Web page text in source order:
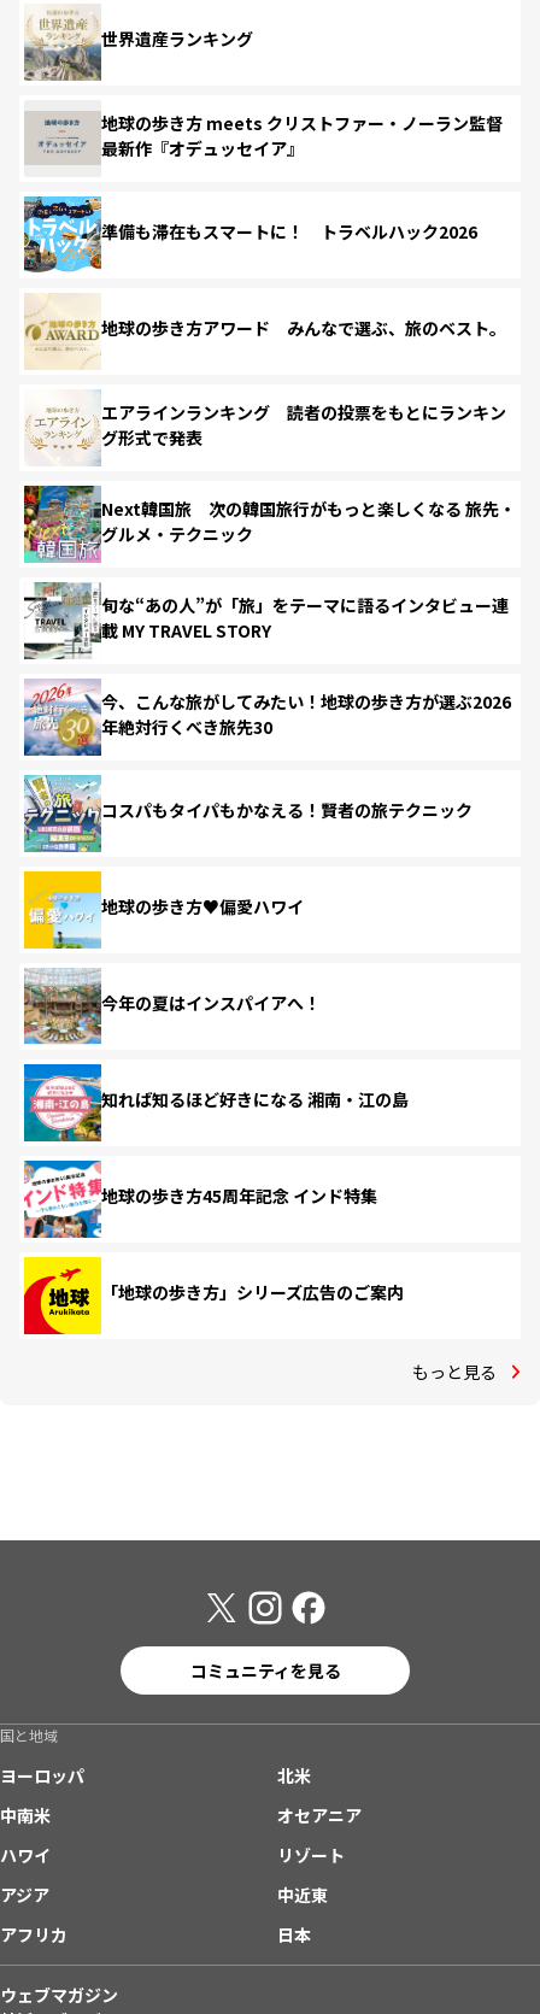
世界遺産ランキング
地球の歩き方 meets クリストファー・ノーラン監督
最新作『オデュッセイア』
準備も滞在もスマートに！ トラベルハック2026
地球の歩き方アワード みんなで選ぶ、旅のベスト。
エアラインランキング 読者の投票をもとにランキン
グ形式で発表
Next韓国旅 次の韓国旅行がもっと楽しくなる 旅先・
グルメ・テクニック
旬な“あの人”が「旅」をテーマに語るインタビュー連
載 MY TRAVEL STORY
今、こんな旅がしてみたい！地球の歩き方が選ぶ2026
年絶対行くべき旅先30
コスパもタイパもかなえる！賢者の旅テクニック
地球の歩き方♥偏愛ハワイ
今年の夏はインスパイアへ！
知れば知るほど好きになる 湘南・江の島
地球の歩き方45周年記念 インド特集
「地球の歩き方」シリーズ広告のご案内
もっと見る
コミュニティを見る
国と地域
ヨーロッパ
北米
中南米
オセアニア
ハワイ
リゾート
アジア
中近東
アフリカ
日本
ウェブマガジン